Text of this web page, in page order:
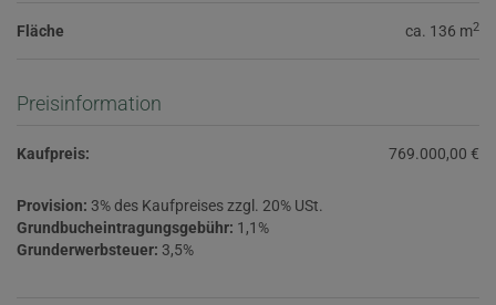
Fläche ca. 136 m2
Preisinformation
Kaufpreis: 769.000,00 €
Provision: 3% des Kaufpreises zzgl. 20% USt.
Grundbucheintragungsgebühr: 1,1%
Grunderwerbsteuer: 3,5%